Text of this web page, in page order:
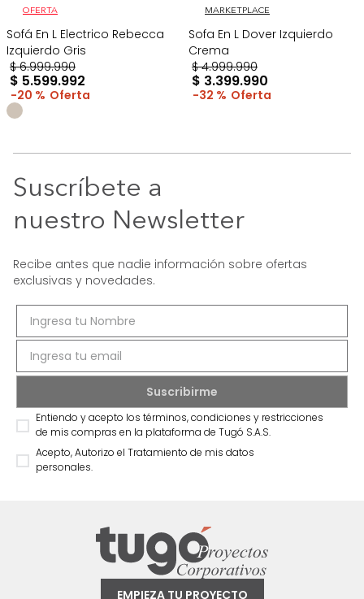
OFERTA
Sofá En L Electrico Rebecca
Izquierdo Gris
$ 6.999.990
$ 5.599.992
20 %
MARKETPLACE
Sofa En L Dover Izquierdo
Crema
$ 4.999.990
$ 3.399.990
32 %
Suscríbete a
nuestro Newsletter
Recibe antes que nadie información sobre ofertas
exclusivas y novedades.
Entiendo y acepto los términos, condiciones y restricciones
de mis compras en la plataforma de Tugó S.A.S.
Acepto, Autorizo el Tratamiento de mis datos
personales.
EMPIEZA TU PROYECTO